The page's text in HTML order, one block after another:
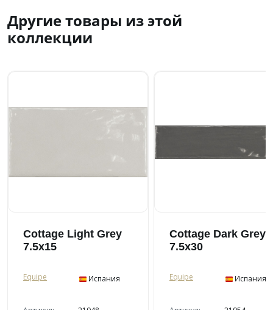
Другие товары из этой
коллекции
Cottage Light Grey
7.5x15
Equipe Испания
Cottage Dark Grey
7.5x30
Equipe Испания